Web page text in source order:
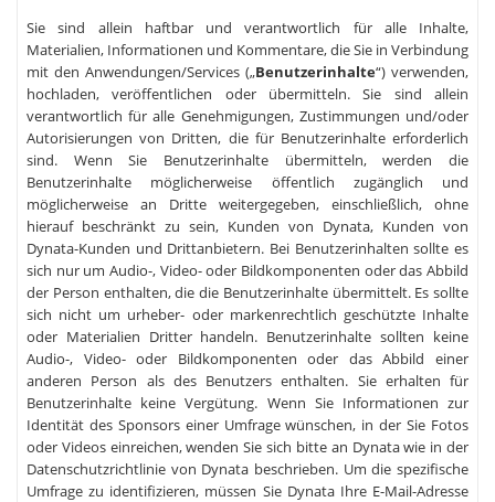
Sie sind allein haftbar und verantwortlich für alle Inhalte,
Materialien, Informationen und Kommentare, die Sie in Verbindung
mit den Anwendungen/Services („Benutzerinhalte“) verwenden,
hochladen, veröffentlichen oder übermitteln. Sie sind allein
verantwortlich für alle Genehmigungen, Zustimmungen und/oder
Autorisierungen von Dritten, die für Benutzerinhalte erforderlich
sind. Wenn Sie Benutzerinhalte übermitteln, werden die
Benutzerinhalte möglicherweise öffentlich zugänglich und
möglicherweise an Dritte weitergegeben, einschließlich, ohne
hierauf beschränkt zu sein, Kunden von Dynata, Kunden von
Dynata-Kunden und Drittanbietern. Bei Benutzerinhalten sollte es
sich nur um Audio-, Video- oder Bildkomponenten oder das Abbild
der Person enthalten, die die Benutzerinhalte übermittelt. Es sollte
sich nicht um urheber- oder markenrechtlich geschützte Inhalte
oder Materialien Dritter handeln. Benutzerinhalte sollten keine
Audio-, Video- oder Bildkomponenten oder das Abbild einer
anderen Person als des Benutzers enthalten. Sie erhalten für
Benutzerinhalte keine Vergütung. Wenn Sie Informationen zur
Identität des Sponsors einer Umfrage wünschen, in der Sie Fotos
oder Videos einreichen, wenden Sie sich bitte an Dynata wie in der
Datenschutzrichtlinie von Dynata beschrieben. Um die spezifische
Umfrage zu identifizieren, müssen Sie Dynata Ihre E-Mail-Adresse